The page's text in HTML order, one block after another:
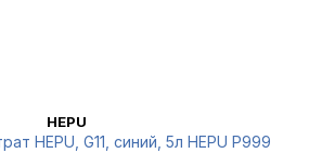
HEPU
HEPU, G11, синий, 5л HEPU P999